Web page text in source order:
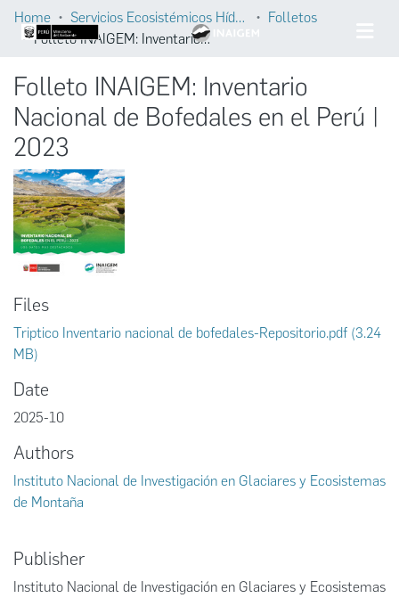
Home Servicios Ecosistémicos Hídricos
Folletos
Folleto INAIGEM: Inventario Nacional de Bofedales en el Perú | 2023
Folleto INAIGEM: Inventario
Nacional de Bofedales en el Perú |
2023
Files
Triptico Inventario nacional de bofedales-Repositorio.pdf (3.24
MB)
Date
2025-10
Authors
Instituto Nacional de Investigación en Glaciares y Ecosistemas
de Montaña
Publisher
Instituto Nacional de Investigación en Glaciares y Ecosistemas